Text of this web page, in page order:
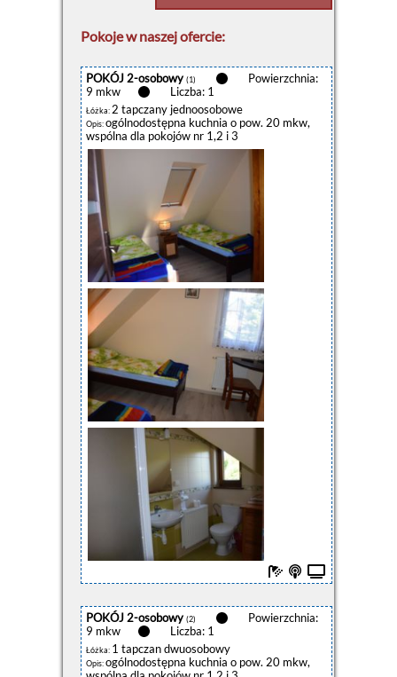
Pokoje w naszej ofercie:
POKÓJ 2-osobowy (1)
Powierzchnia:
9 mkw
Liczba: 1
Łóżka:2 tapczany jednoosobowe
Opis:ogólnodostępna kuchnia o pow. 20 mkw,
wspólna dla pokojów nr 1,2 i 3
POKÓJ 2-osobowy (2)
Powierzchnia:
9 mkw
Liczba: 1
Łóżka: 1 tapczan dwuosobowy
Opis:ogólnodostępna kuchnia o pow. 20 mkw,